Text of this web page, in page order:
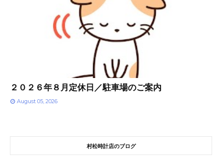
２０２６年８月定休日／駐車場のご案内
August 05, 2026
村松時計店のブログ